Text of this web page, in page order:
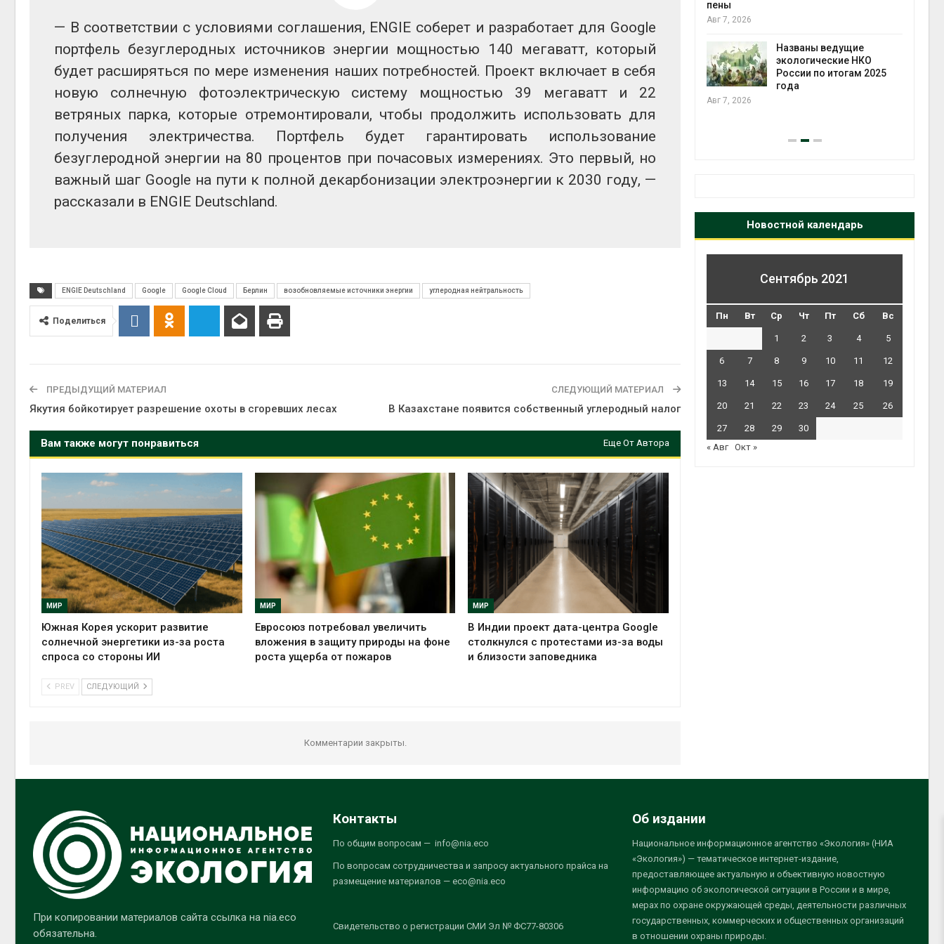
— В соответствии с условиями соглашения, ENGIE соберет и разработает для Google
портфель безуглеродных источников энергии мощностью 140 мегаватт, который
будет расширяться по мере изменения наших потребностей. Проект включает в себя
новую солнечную фотоэлектрическую систему мощностью 39 мегаватт и 22
ветряных парка, которые отремонтировали, чтобы продолжить использовать для
получения электричества. Портфель будет гарантировать использование
безуглеродной энергии на 80 процентов при почасовых измерениях. Это первый, но
важный шаг Google на пути к полной декарбонизации электроэнергии к 2030 году, —
рассказали в ENGIE Deutschland.
ENGIE Deutschland Google Google Cloud Берлин возобновляемые источники энергии углеродная нейтральность
Поделиться
ПРЕДЫДУЩИЙ МАТЕРИАЛ
Якутия бойкотирует разрешение охоты в сгоревших лесах
СЛЕДУЮЩИЙ МАТЕРИАЛ
В Казахстане появится собственный углеродный налог
Вам также могут понравиться Еще От Автора
МИР
Южная Корея ускорит развитие
солнечной энергетики из-за роста
спроса со стороны ИИ
МИР
Евросоюз потребовал увеличить
вложения в защиту природы на фоне
роста ущерба от пожаров
МИР
В Индии проект дата-центра Google
столкнулся с протестами из-за воды
и близости заповедника
PREV СЛЕДУЮЩИЙ
Комментарии закрыты.
пресной воды
Авг 6, 2026
В китайской провинции
эвакуировали более 140
тыс. человек
роста ущерба от пожаров
Авг 7, 2026
Дом из старых шин
может обходиться без
кондиционера и почти
без отопления
пены
Авг 7, 2026
Названы ведущие
экологические НКО
России по итогам 2025
года
Авг 7, 2026
Новостной календарь
Сентябрь 2021
Пн Вт Ср Чт Пт Сб Вс
1 2 3 4 5
6 7 8 9 10 11 12
13 14 15 16 17 18 19
20 21 22 23 24 25 26
27 28 29
30
« Авг Окт »
При копировании материалов сайта ссылка на nia.eco
обязательна.
Контакты
По общим вопросам — info@nia.eco
По вопросам сотрудничества и запросу актуального прайса на
размещение материалов — eco@nia.eco
Свидетельство о регистрации СМИ Эл № ФС77-80306
Об издании
Национальное информационное агентство «Экология» (НИА
«Экология») — тематическое интернет-издание,
предоставляющее актуальную и объективную новостную
информацию об экологической ситуации в России и в мире,
мерах по охране окружающей среды, деятельности различных
государственных, коммерческих и общественных организаций
в отношении охраны природы.